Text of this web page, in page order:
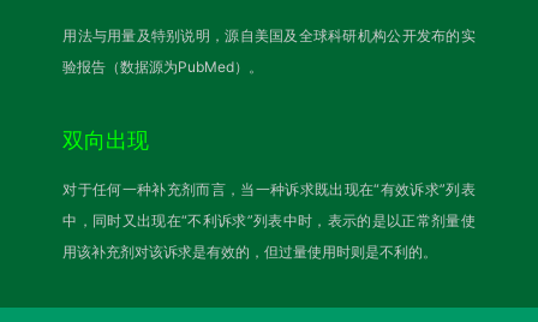
用法与用量及特别说明，源自美国及全球科研机构公开发布的实
验报告（数据源为PubMed）。
双向出现
对于任何一种补充剂而言，当一种诉求既出现在“有效诉求”列表
中，同时又出现在“不利诉求”列表中时，表示的是以正常剂量使
用该补充剂对该诉求是有效的，但过量使用时则是不利的。